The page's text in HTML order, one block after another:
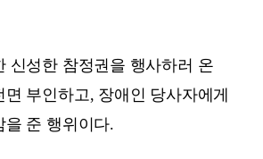
신성한 참정권을 행사하러 온
부인하고, 장애인 당사자에게
을 준 행위이다.